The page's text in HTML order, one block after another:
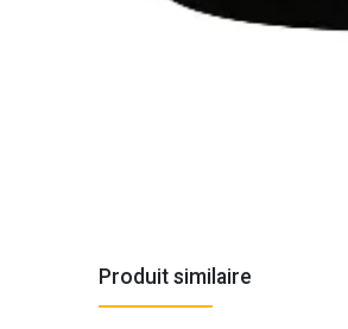
Produit similaire